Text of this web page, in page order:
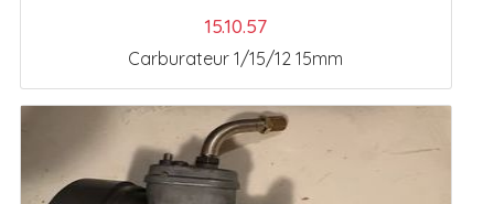
15.10.57
Carburateur 1/15/12 15mm